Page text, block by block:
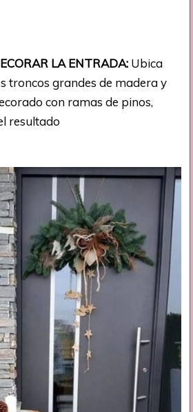
LA ENTRADA: Ubica
troncos grandes de madera y
con ramas de pinos,
resultado